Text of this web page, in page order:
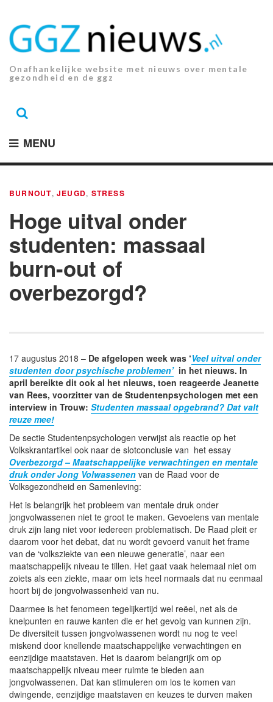
inhoud.
Onafhankelijke website met nieuws over mentale
gezondheid en de ggz
MENU
BURNOUT, JEUGD, STRESS
Hoge uitval onder
studenten: massaal
burn-out of
overbezorgd?
17 augustus 2018 – De afgelopen week was ‘Veel uitval onder
studenten door psychische problemen’in het nieuws. In
april bereikte dit ook al het nieuws, toen reageerde Jeanette
van Rees, voorzitter van de Studentenpsychologen met een
interview in Trouw: Studenten massaal opgebrand? Dat valt
reuze mee!
De sectie Studentenpsychologen verwijst als reactie op het
Volkskrantartikel ook naar de slotconclusie van het essay
Overbezorgd – Maatschappelijke verwachtingen en mentale
druk onder Jong Volwassenen van de Raad voor de
Volksgezondheid en Samenleving:
Het is belangrijk het probleem van mentale druk onder
jongvolwassenen niet te groot te maken. Gevoelens van mentale
druk zijn lang niet voor iedereen problematisch. De Raad pleit er
daarom voor het debat, dat nu wordt gevoerd vanuit het frame
van de ‘volksziekte van een nieuwe generatie’, naar een
maatschappelijk niveau te tillen. Het gaat vaak helemaal niet om
zoiets als een ziekte, maar om iets heel normaals dat nu eenmaal
hoort bij de jongvolwassenheid van nu.
Daarmee is het fenomeen tegelijkertijd wel reëel, net als de
knelpunten en rauwe kanten die er het gevolg van kunnen zijn.
De diversiteit tussen jongvolwassenen wordt nu nog te veel
miskend door knellende maatschappelijke verwachtingen en
eenzijdige maatstaven. Het is daarom belangrijk om op
maatschappelijk niveau meer ruimte te bieden aan
jongvolwassenen. Dat kan stimuleren om los te komen van
dwingende, eenzijdige maatstaven en keuzes te durven maken